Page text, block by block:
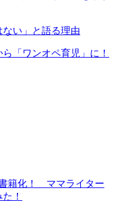
い」と語る理由
「ワンオペ育児」に！
書籍化！ ママライター
！